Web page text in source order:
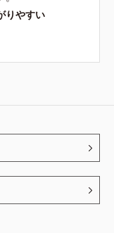
りやすい